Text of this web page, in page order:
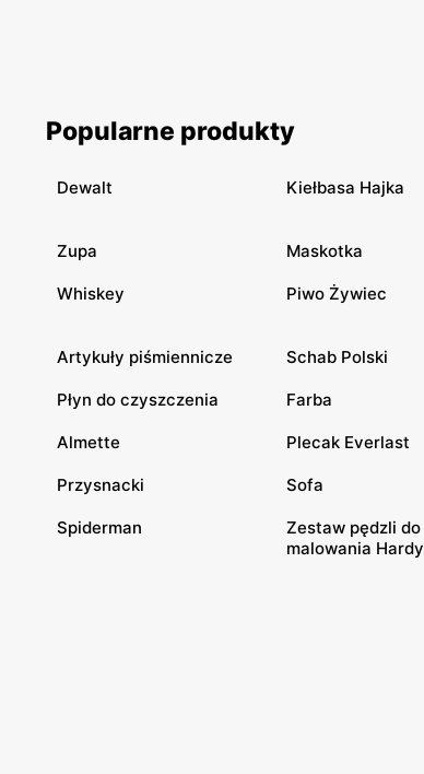
Popularne produkty
Dewalt Kiełbasa Hajka
Zupa Maskotka
Whiskey Piwo Żywiec
Artykuły piśmiennicze Schab Polski
Płyn do czyszczenia Farba
Almette Plecak Everlast
Przysnacki Sofa
Spiderman
Zestaw pędzli do
malowania Hardy